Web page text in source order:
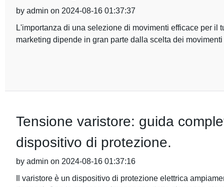
by admin on 2024-08-16 01:37:37
L'importanza di una selezione di movimenti efficace per il
marketing dipende in gran parte dalla scelta dei
Tensione varistore: guida
dispositivo di protezione.
by admin on 2024-08-16 01:37:16
Il varistore è un dispositivo di protezione elettrica